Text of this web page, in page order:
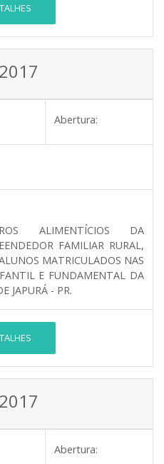
Abertura:
ALIMENTÍCIOS DA
FAMILIAR RURAL,
MATRICULADOS NAS
E FUNDAMENTAL DA
JAPURÁ - PR.
Abertura: